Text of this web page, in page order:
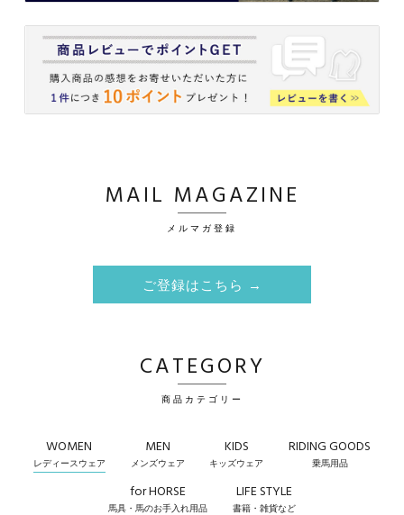
MAIL MAGAZINE
メルマガ登録
ご登録はこちら →
CATEGORY
商品カテゴリー
WOMEN
レディースウェア
MEN
メンズウェア
KIDS
キッズウェア
RIDING GOODS
乗馬用品
for HORSE
馬具・馬のお手入れ用品
LIFE STYLE
書籍・雑貨など